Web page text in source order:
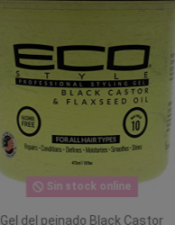
Sin stock online
Gel del peinado Black Castor